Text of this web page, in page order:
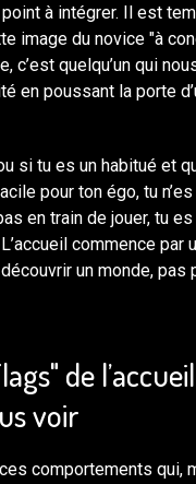
point à intégrer. Il est
image du novice "à
c’est quelqu’un qui
en poussant la porte
si tu es un habitué et
pour ton égo, tu
en train de jouer, tu
commence par
un monde, pas
de
voir
comportements qui,